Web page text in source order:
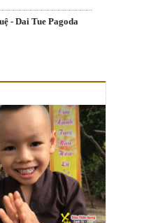
- Dai Tue Pagoda